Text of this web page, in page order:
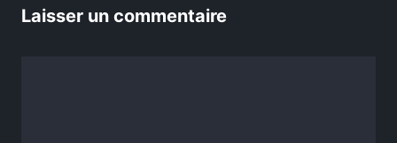
Laisser un commentaire